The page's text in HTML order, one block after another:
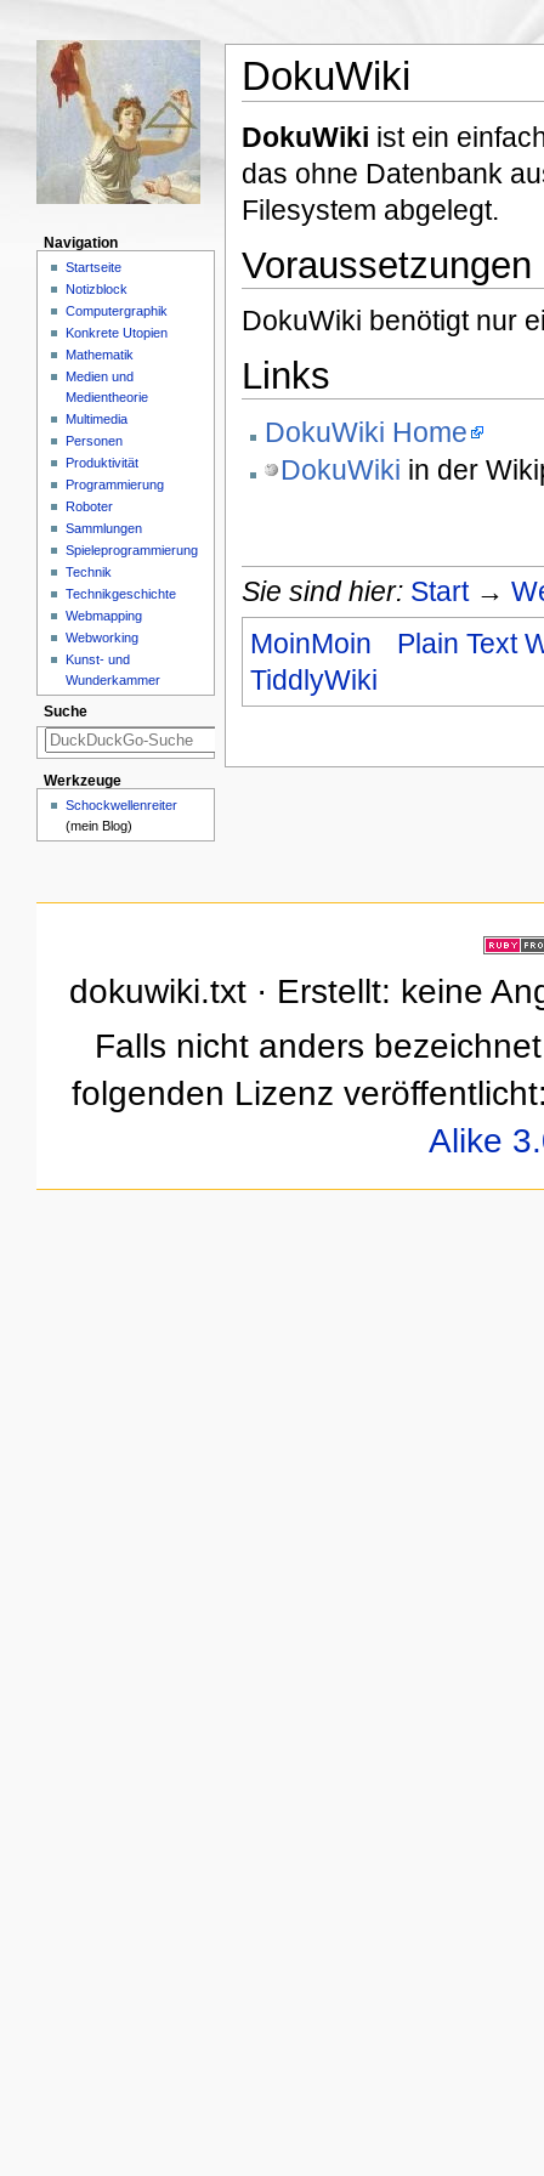
DokuWiki
DokuWiki ist ein
das ohne Datenbank
Filesystem abgelegt.
Voraussetzungen
DokuWiki benötigt nur
Links
DokuWiki Home
DokuWiki in der
Sie sind hier: Start→
MoinMoin
Plain Text
TiddlyWiki
Navigation
Startseite
Notizblock
Computergraphik
Konkrete Utopien
Mathematik
Medien und
Medientheorie
Multimedia
Personen
Produktivität
Programmierung
Roboter
Sammlungen
Spieleprogrammierung
Technik
Technikgeschichte
Webmapping
Webworking
Kunst- und
Wunderkammer
Suche
Werkzeuge
Schockwellenreiter
(mein Blog)
dokuwiki.txt · Erstellt: keine
Falls nicht anders
folgenden Lizenz
Alike